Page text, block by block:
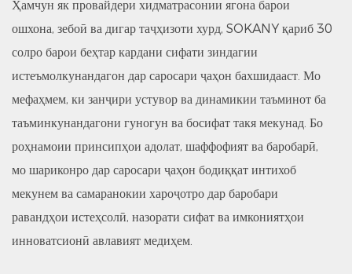
Ҳамчун як провайдери хидматрасонии ягона барои
ошхона, зебоӣ ва дигар таҷҳизоти хурд, SOKANY қариб 30
солро барои беҳтар кардани сифати зиндагии
истеъмолкунандагон дар саросари ҷаҳон бахшидааст. Мо
мефаҳмем, ки занҷири устувор ва динамикии таъминот ба
таъминкунандагони гуногун ва босифат такя мекунад. Бо
роҳнамоии принсипҳои адолат, шаффофият ва баробарӣ,
мо шариконро дар саросари ҷаҳон бодиққат интихоб
мекунем ва самаранокии хароҷотро дар баробари
равандҳои истеҳсолӣ, назорати сифат ва имкониятҳои
инноватсионӣ авлавият медиҳем.